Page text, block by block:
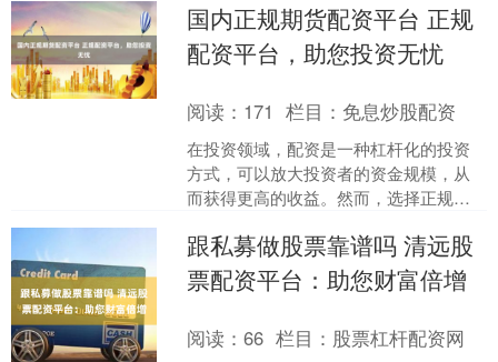
机构注册并获得许可....
国内正规期货配资平台 正规
配资平台，助您投资无忧
阅读： 171 栏目： 免息炒股配资
在投资领域，配资是一种杠杆化的投资
方式，可以放大投资者的资金规模，从
而获得更高的收益。然而，选择正规的
投资者的资金安全和投资体....
跟私募做股票靠谱吗 清远股
票配资平台：助您财富倍增
阅读：66 栏目： 股票杠杆配资网